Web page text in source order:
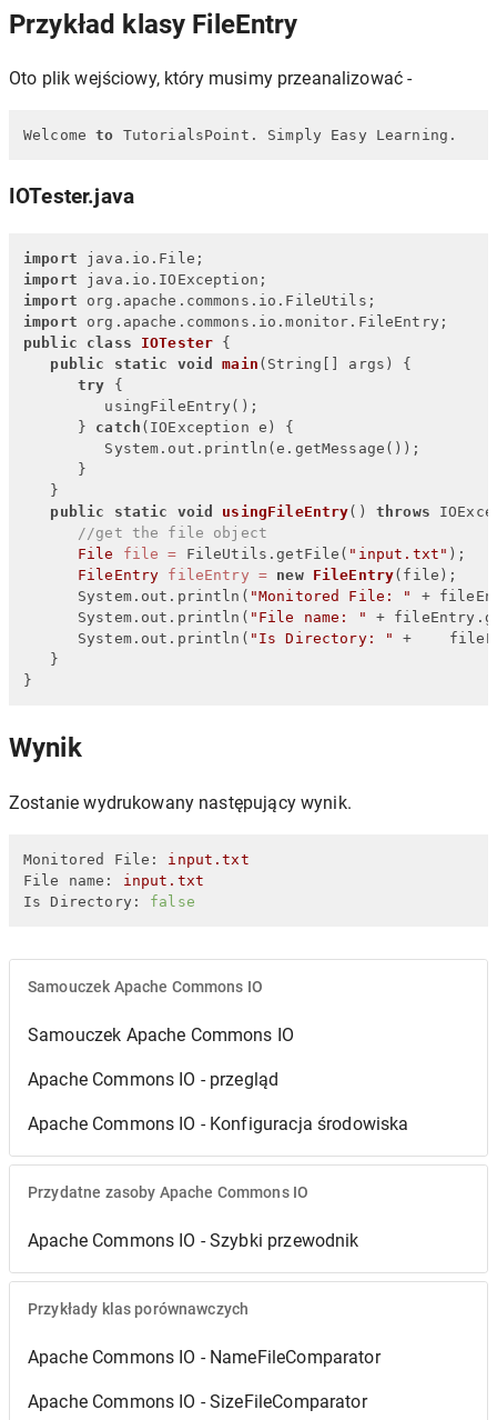
Przykład klasy FileEntry
Oto plik wejściowy, który musimy przeanalizować -
Welcome to TutorialsPoint. Simply Easy Learning.
IOTester.java
import
import
import
import
public
class IOTester {
public
static void main (String[] args)
{
try {
         usingFileEntry();
      }
catch (IOException e) {
         System.out.println(e.getMessage());
      }
   }
public
static void usingFileEntry() throws
//get the file object
File
file = FileUtils.getFile( "input.txt" );
FileEntry fileEntry = new FileEntry(file);
      System.out.println(
"Monitored File: "
+
      System.out.println(
"File name: "
+
      System.out.println(
"Is Directory: "
+ 	fileEntry.isDirectory());
   }
}
Wynik
Zostanie wydrukowany następujący wynik.
Monitored File:
input.txt
File name:
input.txt
Is Directory:
false
Samouczek Apache Commons IO
Samouczek Apache Commons IO
Apache Commons IO - przegląd
Apache Commons IO - Konfiguracja środowiska
Przydatne zasoby Apache Commons IO
Apache Commons IO - Szybki przewodnik
Przykłady klas porównawczych
Apache Commons IO - NameFileComparator
Apache Commons IO - SizeFileComparator